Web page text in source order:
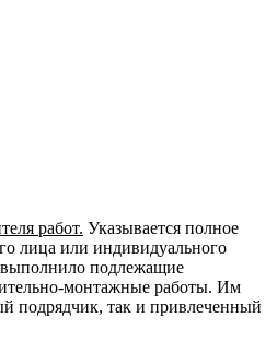
работ. Указывается полное
лица или индивидуального
выполнило подлежащие
монтажные работы. Им
подрядчик, так и привлеченный